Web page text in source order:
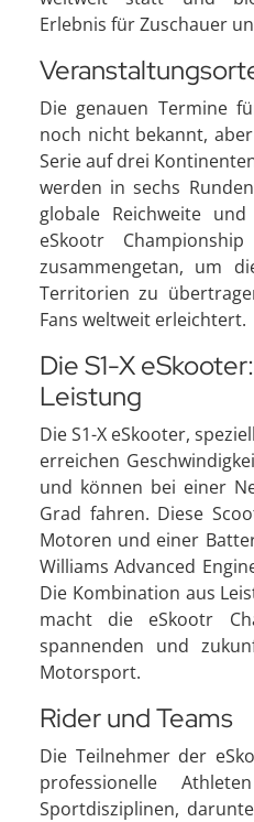
Erlebnis für Zuschauer
Die genauen Termine
noch nicht bekannt,
Serie auf drei
werden in sechs
globale Reichweite
eSkootr
zusammengetan, um
Territorien zu
Fans weltweit erleichtert.
Die S1-X
Leistung
Die S1-X eSkooter,
erreichen
und können bei einer
Grad fahren. Diese
Motoren und einer
Williams Advanced
Die Kombination aus
macht die eSkootr
spannenden und
Motorsport.
Rider und Teams
Die Teilnehmer der
professionelle
Sportdisziplinen,